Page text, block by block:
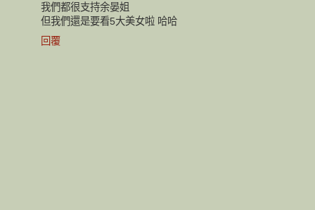
我們都很支持余晏姐
但我們還是要看5大美女啦 哈哈
回覆